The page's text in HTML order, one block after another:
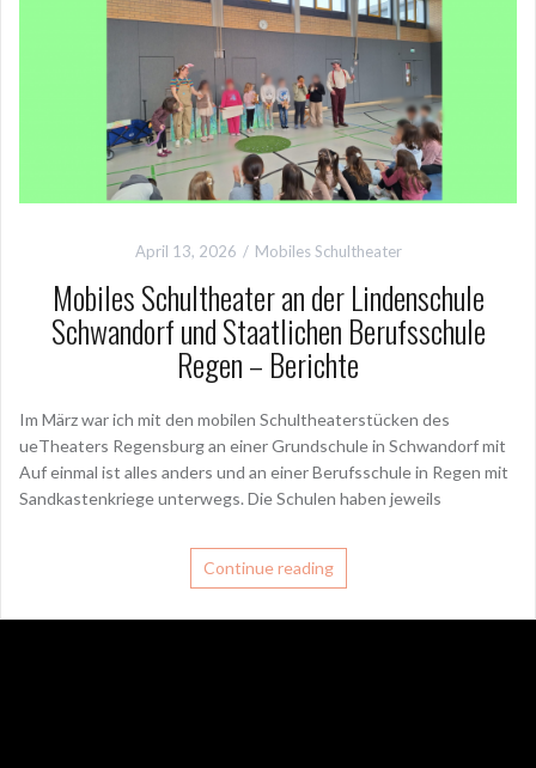
April 13, 2026 Mobiles Schultheater
Mobiles Schultheater an der Lindenschule
Schwandorf und Staatlichen Berufsschule
Regen – Berichte
Im März war ich mit den mobilen Schultheaterstücken des
ueTheaters Regensburg an einer Grundschule in Schwandorf mit
Auf einmal ist alles anders und an einer Berufsschule in Regen mit
Sandkastenkriege unterwegs. Die Schulen haben jeweils
Continue reading